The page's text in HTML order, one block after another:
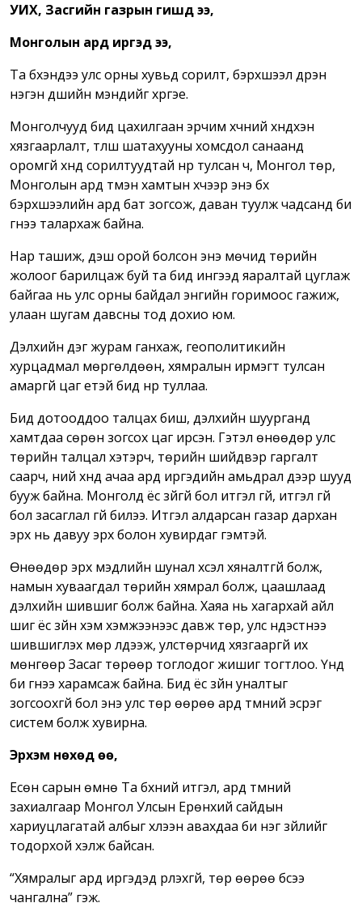
УИХ, Засгийн газрын гишүүд ээ,
Монголын ард иргэд ээ,
Та бүхэндээ улс орны хувьд сорилт, бэрхшээл дүүрэн
нэгэн үдшийн мэндийг хүргэе.
Монголчууд бид цахилгаан эрчим хүчний хүндхэн
хязгаарлалт, түлш шатахууны хомсдол санаанд
оромгүй хүнд сорилтуудтай нүүр тулсан ч, Монгол төр,
Монголын ард түмэн хамтын хүчээр энэ бүх
бэрхшээлийн ард бат зогсож, даван туулж чадсанд би
гүнээ талархаж байна.
Нар ташиж, үдэш орой болсон энэ мөчид төрийн
жолоог барилцаж буй та бид ингээд яаралтай цуглаж
байгаа нь улс орны байдал энгийн горимоос гажиж,
улаан шугам давсны тод дохио юм.
Дэлхийн дэг журам ганхаж, геополитикийн
хурцадмал мөргөлдөөн, хямралын ирмэгт тулсан
амаргүй цаг үетэй бид нүүр туллаа.
Бид дотооддоо талцах биш, дэлхийн шуурганд
хамтдаа сөрөн зогсох цаг ирсэн. Гэтэл өнөөдөр улс
төрийн талцал хэтэрч, төрийн шийдвэр гаргалт
саарч, үүний хүнд ачаа ард иргэдийн амьдрал дээр шууд
бууж байна. Монголд ёс зүйгүй бол итгэл үгүй, итгэл үгүй
бол засаглал үгүй билээ. Итгэл алдарсан газар дархан
эрх нь давуу эрх болон хувирдаг гэмтэй.
Өнөөдөр эрх мэдлийн шунал хүсэл хяналтгүй болж,
намын хуваагдал төрийн хямрал болж, цаашлаад
дэлхийн шившиг болж байна. Хаяа нь хагархай айл
шиг ёс зүйн хэм хэмжээнээс давж төр, улс үндэстнээ
шившиглэх мөр үлдээж, улстөрчид хязгааргүй их
мөнгөөр Засаг төрөөр тоглодог жишиг тогтлоо. Үүнд
би гүнээ харамсаж байна. Бид ёс зүйн уналтыг
зогсоохгүй бол энэ улс төр өөрөө ард түмний эсрэг
систем болж хувирна.
Эрхэм нөхөд өө,
Есөн сарын өмнө Та бүхний итгэл, ард түмний
захиалгаар Монгол Улсын Ерөнхий сайдын
хариуцлагатай албыг хүлээн авахдаа би нэг зүйлийг
тодорхой хэлж байсан.
“Хямралыг ард иргэдэд үүрүүлэхгүй, төр өөрөө бүсээ
чангална” гэж.